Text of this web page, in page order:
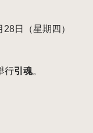
日（星期四）
行引魂。